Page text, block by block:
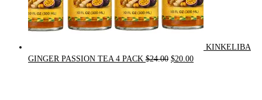
KINKELIBA
GINGER PASSION TEA 4 PACK $24.00 Original
$20.00Current